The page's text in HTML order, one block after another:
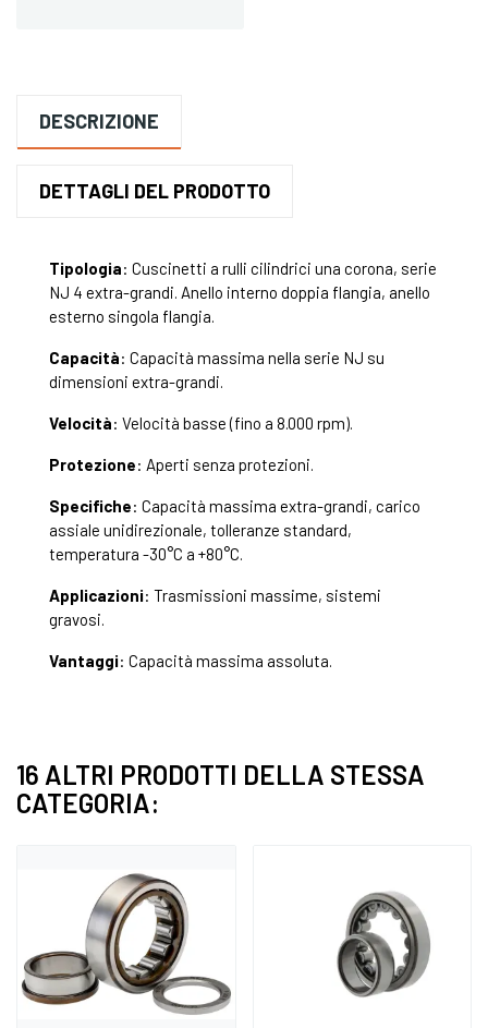
DESCRIZIONE
DETTAGLI DEL PRODOTTO
Tipologia: Cuscinetti a rulli cilindrici una corona, serie
NJ 4 extra-grandi. Anello interno doppia flangia, anello
esterno singola flangia.
Capacità: Capacità massima nella serie NJ su
dimensioni extra-grandi.
Velocità: Velocità basse (fino a 8.000 rpm).
Protezione: Aperti senza protezioni.
Specifiche: Capacità massima extra-grandi, carico
assiale unidirezionale, tolleranze standard,
temperatura -30°C a +80°C.
Applicazioni: Trasmissioni massime, sistemi
gravosi.
Vantaggi: Capacità massima assoluta.
16 ALTRI PRODOTTI DELLA STESSA
CATEGORIA: